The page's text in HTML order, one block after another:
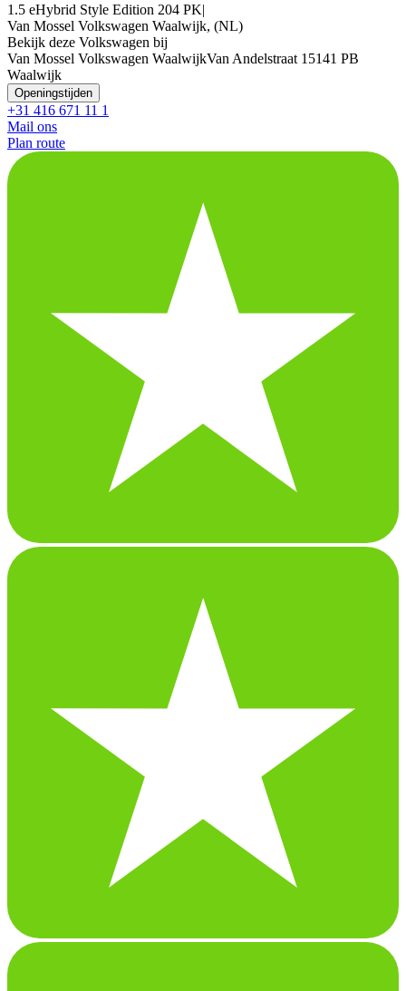
1.5 eHybrid Style Edition 204 PK|
Van Mossel Volkswagen Waalwijk, (NL)
Bekijk deze Volkswagen bij
Van Mossel Volkswagen WaalwijkVan Andelstraat 1 5141 PB
Waalwijk
Openingstijden
+31 416 671 11 1
Mail ons
Plan route